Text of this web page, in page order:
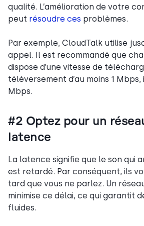
qualité. L’amélioration de votre
peut résoudre ces problèmes.
Par exemple, CloudTalk utilise
appel. Il est recommandé que
dispose d’une vitesse de
téléversement d’au moins 1
Mbps.
#2 Optez pour un
latence
La latence signifie que le son qui
est retardé. Par conséquent, ils
tard que vous ne parlez. Un
minimise ce délai, ce qui garantit
fluides.